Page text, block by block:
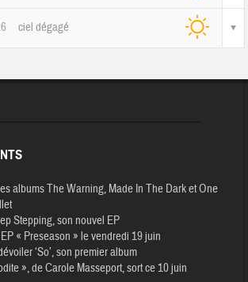
ciel dégagé
albums The Warning, Made In The Dark et One
Stepping, son nouvel EP
« Preseason » le vendredi 19 juin
‘So’, son premier album
», de Carole Masseport, sort ce 10 juin